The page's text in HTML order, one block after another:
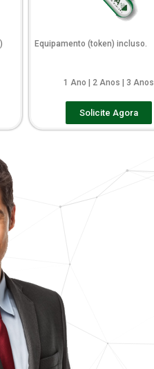
Equipamento (token) incluso.
1 Ano | 2 Anos | 3 Anos
Solicite Agora